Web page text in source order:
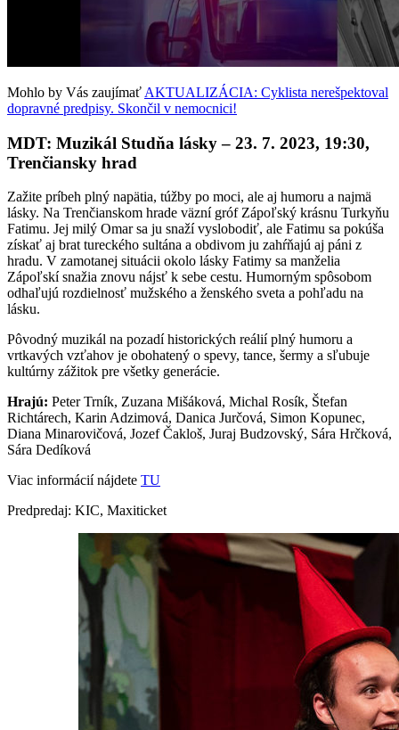
Mohlo by Vás zaujímať AKTUALIZÁCIA: Cyklista nerešpektoval
dopravné predpisy. Skončil v nemocnici!
MDT: Muzikál Studňa lásky – 23. 7. 2023, 19:30,
Trenčiansky hrad
Zažite príbeh plný napätia, túžby po moci, ale aj humoru a najmä
lásky. Na Trenčianskom hrade väzní gróf Zápoľský krásnu Turkyňu
Fatimu. Jej milý Omar sa ju snaží vyslobodiť, ale Fatimu sa pokúša
získať aj brat tureckého sultána a obdivom ju zahŕňajú aj páni z
hradu. V zamotanej situácii okolo lásky Fatimy sa manželia
Zápoľskí snažia znovu nájsť k sebe cestu. Humorným spôsobom
odhaľujú rozdielnosť mužského a ženského sveta a pohľadu na
lásku.
Pôvodný muzikál na pozadí historických reálií plný humoru a
vrtkavých vzťahov je obohatený o spevy, tance, šermy a sľubuje
kultúrny zážitok pre všetky generácie.
Hrajú: Peter Trník, Zuzana Mišáková, Michal Rosík, Štefan
Richtárech, Karin Adzimová, Danica Jurčová, Simon Kopunec,
Diana Minarovičová, Jozef Čakloš, Juraj Budzovský, Sára Hrčková,
Sára Dedíková
Viac informácií nájdete TU
Predpredaj: KIC, Maxiticket